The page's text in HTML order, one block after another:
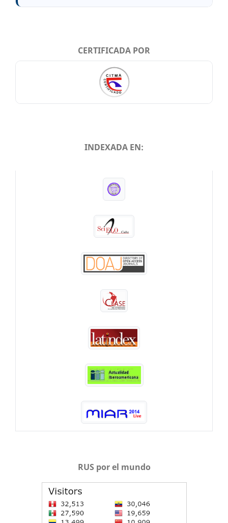
CERTIFICADA POR
INDEXADA EN:
RUS por el mundo